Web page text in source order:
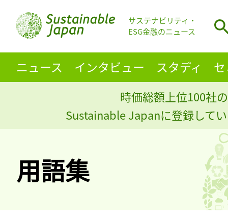
サステナビリティ・
ESG金融のニュース
ニュース インタビュー スタディ
時価総額上位100社
Sustainable Japanに登録して
用語集